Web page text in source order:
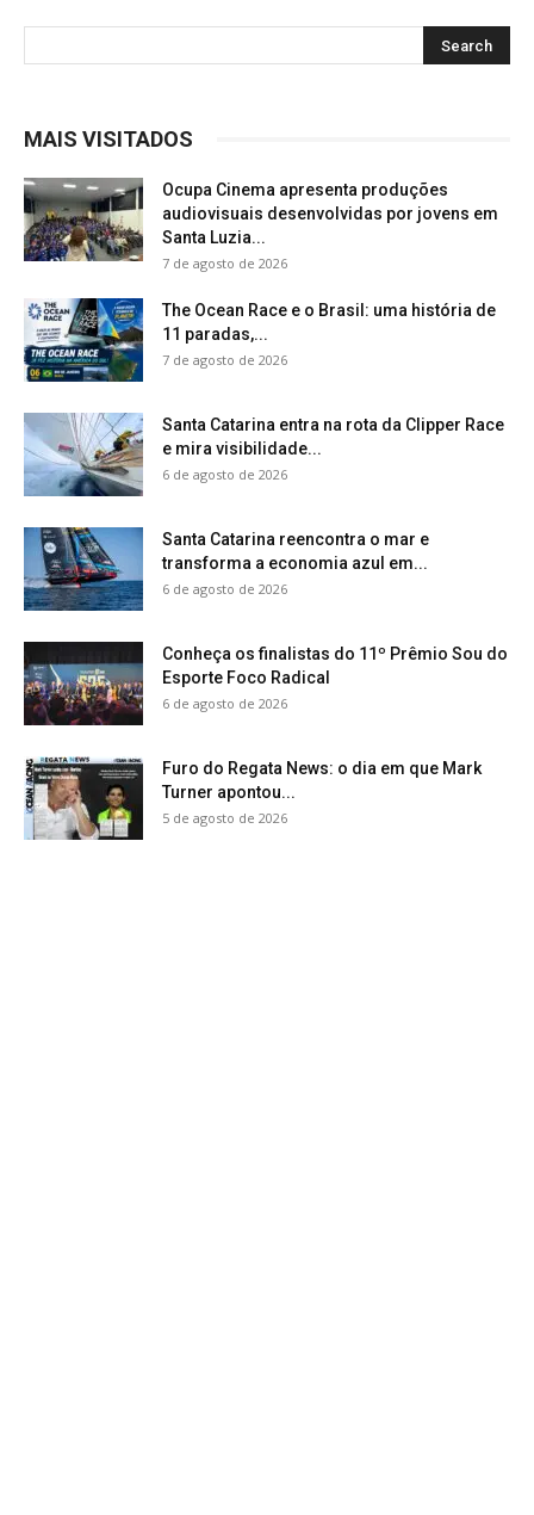
MAIS VISITADOS
Ocupa Cinema apresenta produções
audiovisuais desenvolvidas por jovens em
Santa Luzia...
7 de agosto de 2026
The Ocean Race e o Brasil: uma história de
11 paradas,...
7 de agosto de 2026
Santa Catarina entra na rota da Clipper Race
e mira visibilidade...
6 de agosto de 2026
Santa Catarina reencontra o mar e
transforma a economia azul em...
6 de agosto de 2026
Conheça os finalistas do 11º Prêmio Sou do
Esporte Foco Radical
6 de agosto de 2026
Furo do Regata News: o dia em que Mark
Turner apontou...
5 de agosto de 2026